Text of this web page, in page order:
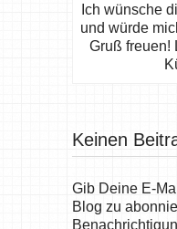
Ich wünsche
und würde
Gruß freuen!
Keinen
Gib Deine E-
Blog zu